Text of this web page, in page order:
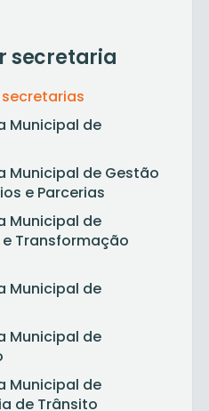
secretaria
Municipal de
Municipal de Gestão
e Parcerias
Municipal de
Transformação
Municipal de
Municipal de
Municipal de
de Trânsito